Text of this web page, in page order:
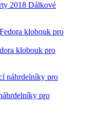
2018 Dálkové
klobouk pro
pro